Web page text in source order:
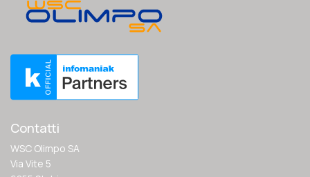
Contatti
WSC Olimpo SA
Via Vite 5